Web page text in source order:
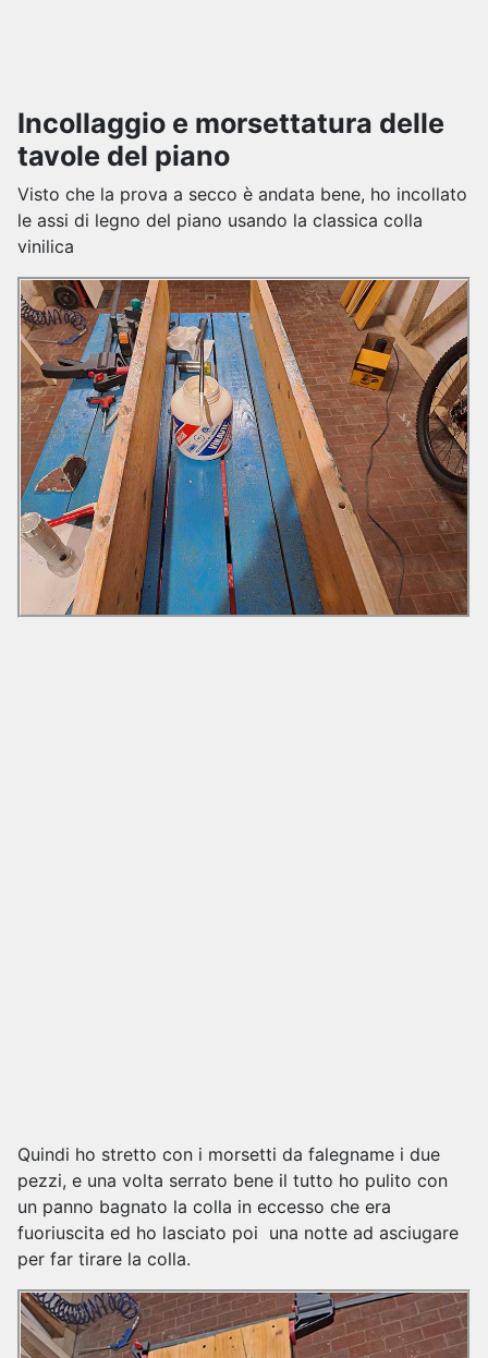
Incollaggio e morsettatura delle
tavole del piano
Visto che la prova a secco è andata bene, ho incollato
le assi di legno del piano usando la classica colla
vinilica
Quindi ho stretto con i morsetti da falegname i due
pezzi, e una volta serrato bene il tutto ho pulito con
un panno bagnato la colla in eccesso che era
fuoriuscita ed ho lasciato poi una notte ad asciugare
per far tirare la colla.